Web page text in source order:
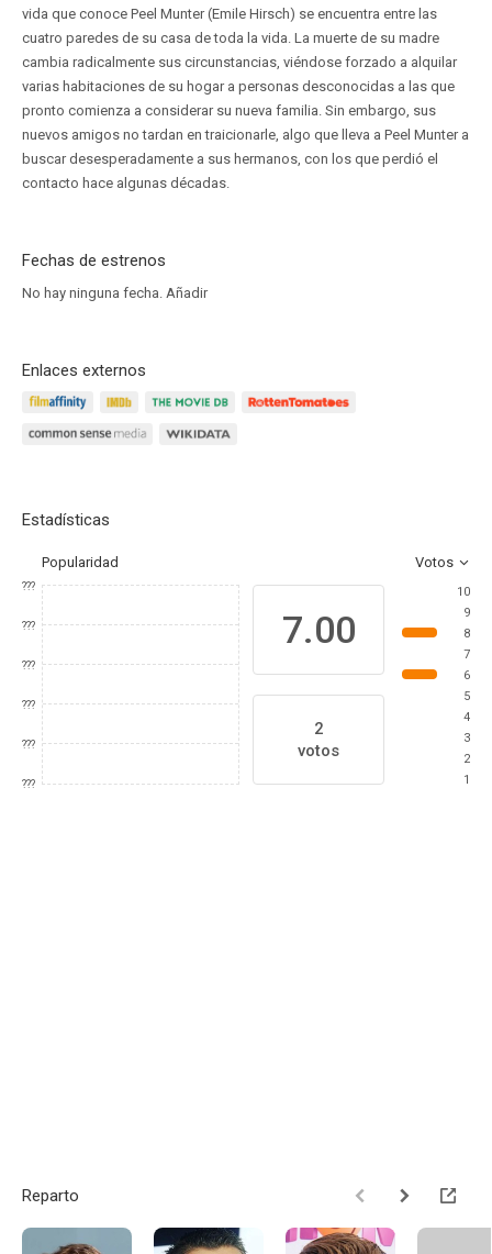
vida que conoce Peel Munter (Emile Hirsch) se encuentra entre las
cuatro paredes de su casa de toda la vida. La muerte de su madre
cambia radicalmente sus circunstancias, viéndose forzado a alquilar
varias habitaciones de su hogar a personas desconocidas a las que
pronto comienza a considerar su nueva familia. Sin embargo, sus
nuevos amigos no tardan en traicionarle, algo que lleva a Peel Munter a
buscar desesperadamente a sus hermanos, con los que perdió el
contacto hace algunas décadas.
Fechas de estrenos
No hay ninguna fecha. Añadir
Enlaces externos
Estadísticas
Popularidad Votos
???
???
???
???
???
???
7.00
2
votos
10
9
8
7
6
5
4
3
2
1
Reparto